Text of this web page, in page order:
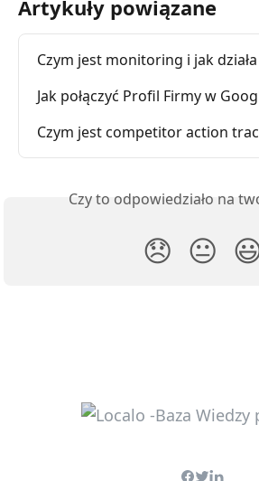
Artykuły powiązane
Czym jest monitoring i jak
Jak połączyć Profil Firmy w
Czym jest competitor action
Czy to odpowiedziało na
😞 😐